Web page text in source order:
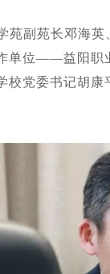
苑副苑长邓海
单位——益阳职
校党委书记胡